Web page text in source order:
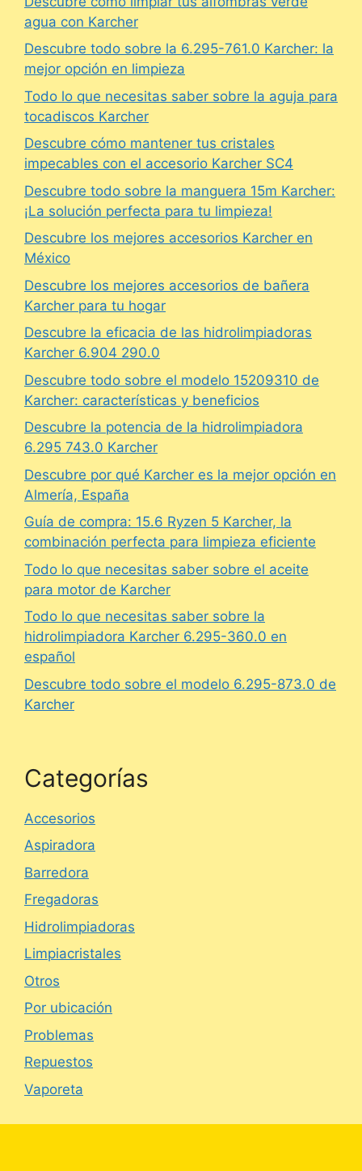
agua con Karcher
Descubre todo sobre la 6.295-761.0 Karcher: la
mejor opción en limpieza
Todo lo que necesitas saber sobre la aguja para
tocadiscos Karcher
Descubre cómo mantener tus cristales
impecables con el accesorio Karcher SC4
Descubre todo sobre la manguera 15m Karcher:
¡La solución perfecta para tu limpieza!
Descubre los mejores accesorios Karcher en
México
Descubre los mejores accesorios de bañera
Karcher para tu hogar
Descubre la eficacia de las hidrolimpiadoras
Karcher 6.904 290.0
Descubre todo sobre el modelo 15209310 de
Karcher: características y beneficios
Descubre la potencia de la hidrolimpiadora
6.295 743.0 Karcher
Descubre por qué Karcher es la mejor opción en
Almería, España
Guía de compra: 15.6 Ryzen 5 Karcher, la
combinación perfecta para limpieza eficiente
Todo lo que necesitas saber sobre el aceite
para motor de Karcher
Todo lo que necesitas saber sobre la
hidrolimpiadora Karcher 6.295-360.0 en
español
Descubre todo sobre el modelo 6.295-873.0 de
Karcher
Categorías
Accesorios
Aspiradora
Barredora
Fregadoras
Hidrolimpiadoras
Limpiacristales
Otros
Por ubicación
Problemas
Repuestos
Vaporeta